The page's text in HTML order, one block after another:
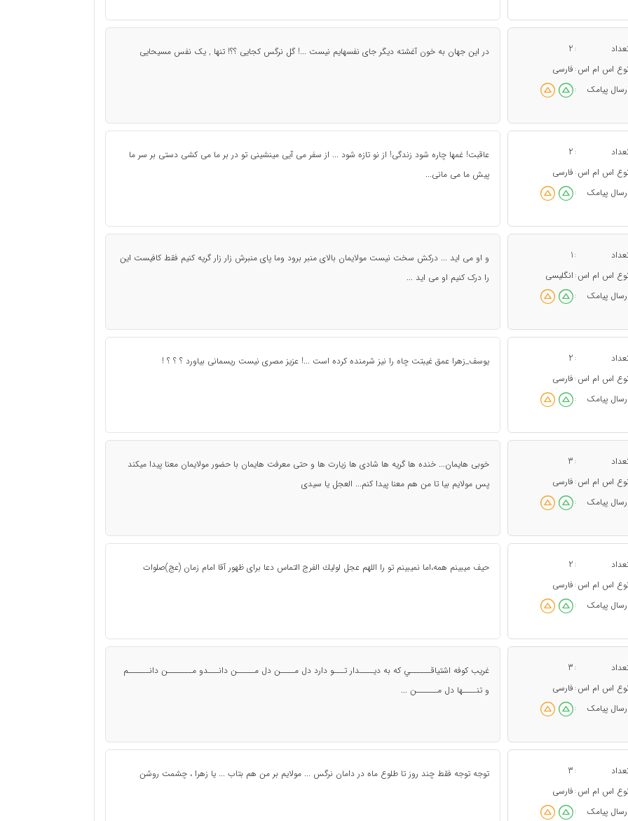
:
2
نوع اس ام اس : فارسی
ارسال پیامک
:
در این جهان به خون آغشته دیگر جای نفسهایم نیست ...! گل نرگس کجایی ؟؟! تنها , یک نفس مسیحایی
:
2
نوع اس ام اس : فارسی
ارسال پیامک
:
عاقبت! غمها چاره شود زندگی! از نو تازه شود ... از سفر می آیی مینشینی تو در بر ما می کشی دستی بر سر ما
پیش ما می مانی...
:
1
نوع اس ام اس : انگلیسی
ارسال پیامک
:
و او می اید ... درکش سخت نیست مولایمان بالای منبر برود وما پای منبرش زار زار گریه کنیم فقط کافیست این
را درک کنیم او می اید ...
:
2
نوع اس ام اس : فارسی
ارسال پیامک
:
یوسف_زهرا عمق غیبتت چاه را نیز شرمنده کرده است ...! عزیز مصری نیست ریسمانی بیاورد ؟ ؟ ؟ !
:
3
نوع اس ام اس : فارسی
ارسال پیامک
:
خوبی هایمان... خنده ها گریه ها شادی ها زیارت ها و حتی معرفت هایمان با حضور مولایمان معنا پیدا میکند
پس مولایم بیا تا من هم معنا پیدا کنم... العجل یا سیدی
:
2
نوع اس ام اس : فارسی
ارسال پیامک
:
حيف ميبينم همه،اما نميبينم تو را اللهم عجل لوليك الفرج التماس دعا برای ظهور آقا امام زمان (عج)صلوات
:
3
نوع اس ام اس : فارسی
ارسال پیامک
:
غريب كوفه اشتياقــــــي که به ديــــدار تـــو دارد دل مــــن دل مـــــن دانـــدو مـــــــن دانــــــم
و تنــــها دل مــــــن ...
:
3
نوع اس ام اس : فارسی
ارسال پیامک
:
توجه توجه فقط چند روز تا طلوع ماه در دامان نرگس ... مولایم بر من هم بتاب ... یا زهرا ، چشمت روشن